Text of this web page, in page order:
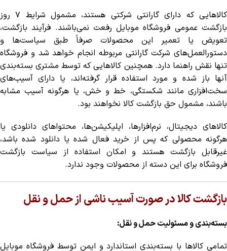
کالاهایی که دارای گارانتی شرکتی هستند، مشمول شرایط ۷ روز
بازگشت عمومی فروشگاه موبایل رفعت نمی‌باشند. فرآیند بازگشت،
تعویض یا تعمیر این محصولات صرفاً طبق سیاست‌ها و
دستورالعمل‌های شرکت گارانتی مربوطه انجام خواهد شد و فروشگاه
تنها نقش راهنما دارد. همچنین کالاهایی که توسط مشتری بسته‌بندی
آنها باز شده و مورد استفاده قرار گرفته‌اند، یا دارای آسیب‌های
سخت‌افزاری مانند شکستگی، خط و خش، یا هرگونه آسیب مشابه
باشند، مشمول حق بازگشت کالا نخواهند بود.
کالاهای دیجیتال، نرم‌افزارها، اپلیکیشن‌ها، محتواهای دانلودی یا
هرگونه محصولی که پس از خرید فعال شده یا دانلود شده باشد،
غیرقابل بازگشت هستند و امکان استفاده از سیاست بازگشت
فروشگاه برای این دسته از محصولات وجود ندارد.
بازگشت کالا در صورت آسیب ناشی از حمل و نقل
بسته‌بندی و مسئولیت حمل و نقل:
تمامی کالاها با بسته‌بندی استاندارد و ایمن توسط فروشگاه موبایل